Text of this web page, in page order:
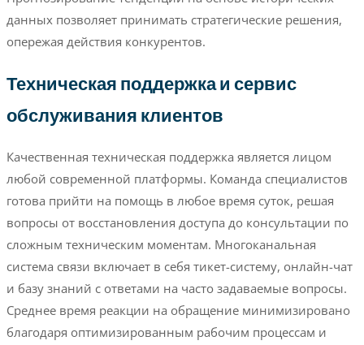
данных позволяет принимать стратегические решения,
опережая действия конкурентов.
Техническая поддержка и сервис
обслуживания клиентов
Качественная техническая поддержка является лицом
любой современной платформы. Команда специалистов
готова прийти на помощь в любое время суток, решая
вопросы от восстановления доступа до консультации по
сложным техническим моментам. Многоканальная
система связи включает в себя тикет-систему, онлайн-чат
и базу знаний с ответами на часто задаваемые вопросы.
Среднее время реакции на обращение минимизировано
благодаря оптимизированным рабочим процессам и